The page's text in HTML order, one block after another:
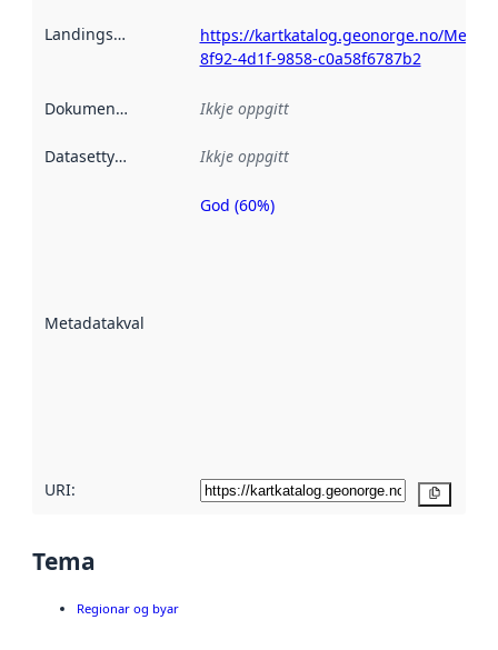
Landingsside
https://kartkatalog.geonorge.no/
8f92-4d1f-9858-c0a58f6787b2
Dokumentasjon Ikkje oppgitt
Datasettype Ikkje oppgitt
Metadatakvalitet
Metadatakvalitet
God (60%)
URI:
Tema
Regionar og byar